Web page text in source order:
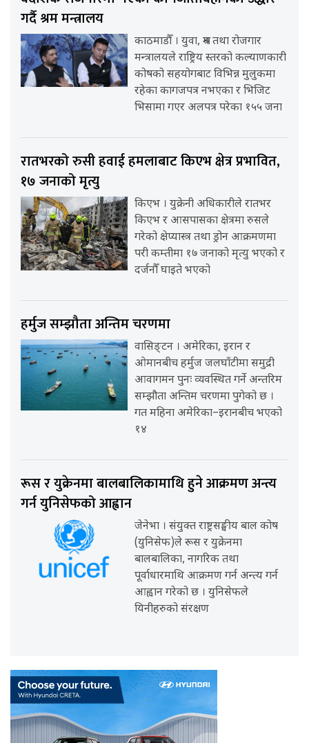
गर्दै श्रम मन्त्रालय
काठमाडौँ । युवा, श्रम तथा रोजगार
मन्त्रालयले राष्ट्रिय स्तरको कल्याणकारी
कोषको सहयोगबाट विभिन्न मुलुकमा
रहेका कागजपत्र नभएका र भिजिट
भिसामा गएर अलपत्र परेका १५५ जना
रातभरको रुसी हवाई हमलाबाट किएभ क्षेत्र प्रभावित,
१७ जनाको मृत्यु
किएभ । युक्रेनी अधिकारीले रातभर
किएभ र आसपासका क्षेत्रमा रुसले
गरेको क्षेप्यास्त्र तथा ड्रोन आक्रमणमा
परी कम्तीमा १७ जनाको मृत्यु भएको र
दर्जनौँ घाइते भएको
हर्मुज सम्झौता अन्तिम चरणमा
वासिङ्टन । अमेरिका, इरान र
ओमानबीच हर्मुज जलघाँटीमा समुद्री
आवागमन पुनः व्यवस्थित गर्ने अन्तरिम
सम्झौता अन्तिम चरणमा पुगेको छ ।
गत महिना अमेरिका–इरानबीच भएको
१४
रूस र युक्रेनमा बालबालिकामाथि हुने आक्रमण अन्त्य
गर्न युनिसेफको आह्वान
जेनेभा । संयुक्त राष्ट्रसङ्घीय बाल कोष
(युनिसेफ)ले रूस र युक्रेनमा
बालबालिका, नागरिक तथा
पूर्वाधारमाथि आक्रमण गर्न अन्त्य गर्न
आह्वान गरेको छ । युनिसेफले
यिनीहरुको संरक्षण